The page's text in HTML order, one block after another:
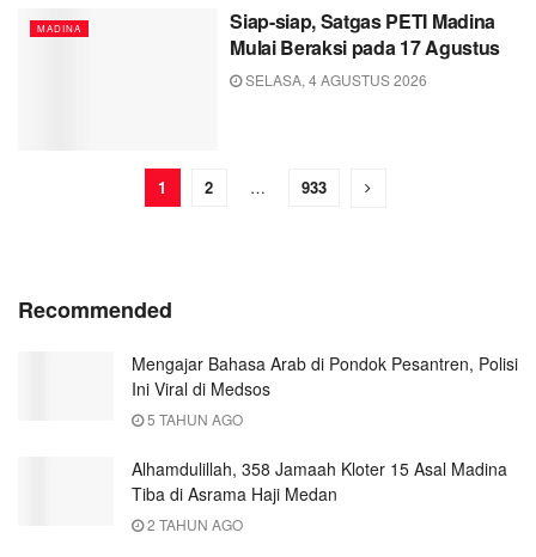
MADINA
Siap-siap, Satgas PETI Madina
Mulai Beraksi pada 17 Agustus
SELASA, 4 AGUSTUS 2026
1 2 … 933
Recommended
Mengajar Bahasa Arab di Pondok Pesantren, Polisi
Ini Viral di Medsos
5 TAHUN AGO
Alhamdulillah, 358 Jamaah Kloter 15 Asal Madina
Tiba di Asrama Haji Medan
2 TAHUN AGO